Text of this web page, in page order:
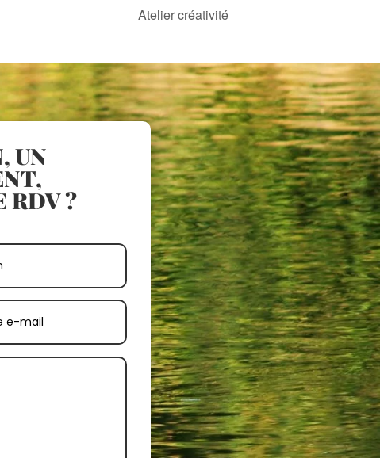
Atelier créativité
UN
RDV ?